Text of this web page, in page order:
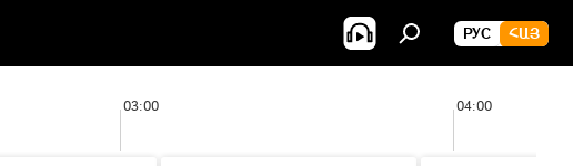
РУС ՀԱՅ
03:00 04:00